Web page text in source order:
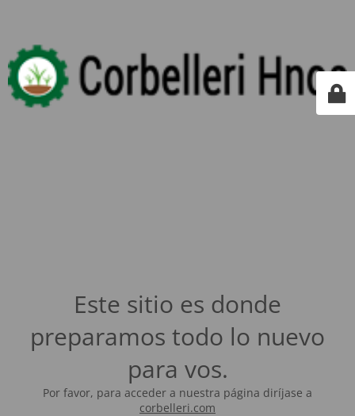
Este sitio es donde
preparamos todo lo nuevo
para vos.
Por favor, para acceder a nuestra página diríjase a
corbelleri.com